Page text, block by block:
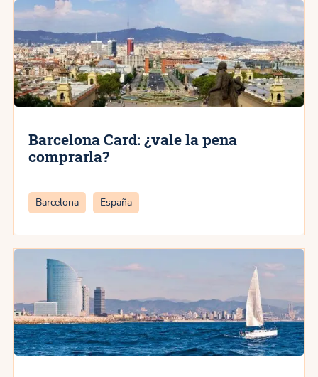
Barcelona Card: ¿vale la pena
comprarla?
Categorías
Barcelona España